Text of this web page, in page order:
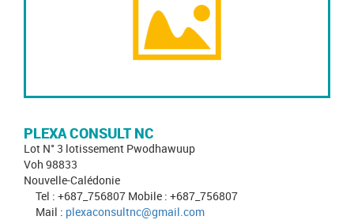
PLEXA CONSULT NC
Lot N° 3 lotissement Pwodhawuup
Voh 98833
Nouvelle-Calédonie
Tel : +687_756807 Mobile : +687_756807
Mail : plexaconsultnc@gmail.com